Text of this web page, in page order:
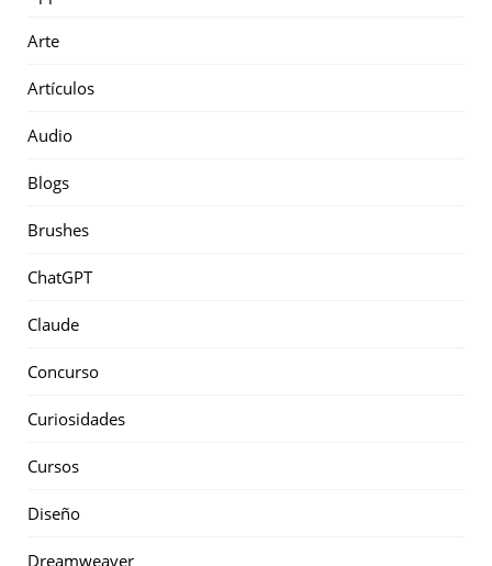
Arte
Artículos
Audio
Blogs
Brushes
ChatGPT
Claude
Concurso
Curiosidades
Cursos
Diseño
Dreamweaver